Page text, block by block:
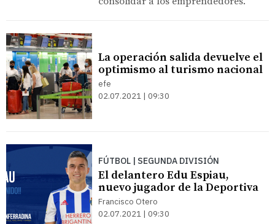
La operación salida devuelve el
optimismo al turismo nacional
efe
02.07.2021 | 09:30
FÚTBOL | SEGUNDA DIVISIÓN
El delantero Edu Espiau,
nuevo jugador de la Deportiva
Francisco Otero
02.07.2021 | 09:30